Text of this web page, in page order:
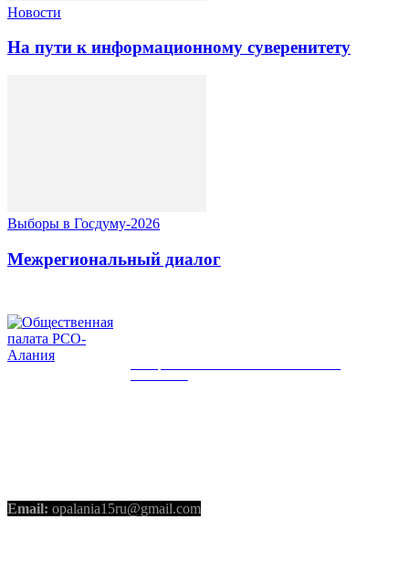
Новости
На пути к информационному суверенитету
Выборы в Госдуму-2026
Межрегиональный диалог
Email: opalania15ru@gmail.com